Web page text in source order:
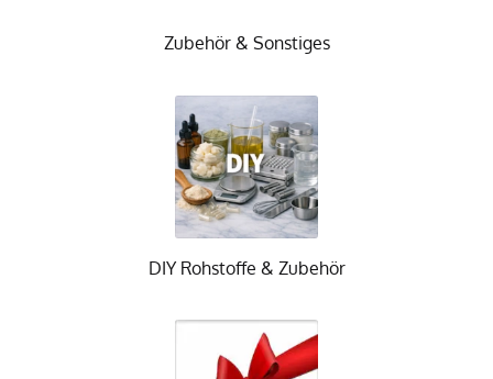
Zubehör & Sonstiges
DIY Rohstoffe & Zubehör